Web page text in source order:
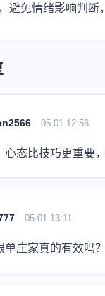
避免情绪影响判断
05-01 12:56
心态比技巧更重要
05-01 13:11
单庄家真的有效吗